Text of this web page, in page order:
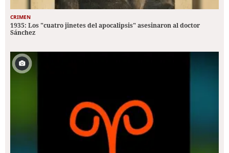
CRIMEN
1935: Los "cuatro jinetes del apocalipsis" asesinaron al doctor
Sánchez